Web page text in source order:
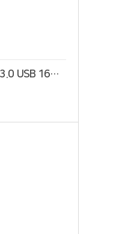
코드루트 메탈 라운드 3.0 USB 16GB~256GB